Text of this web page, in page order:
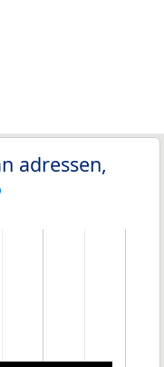
adressen,